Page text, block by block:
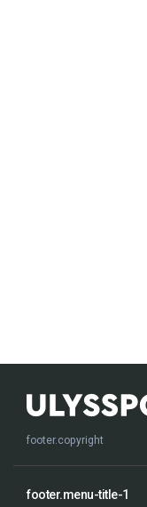
footer.copyright
footer.menu-title-1